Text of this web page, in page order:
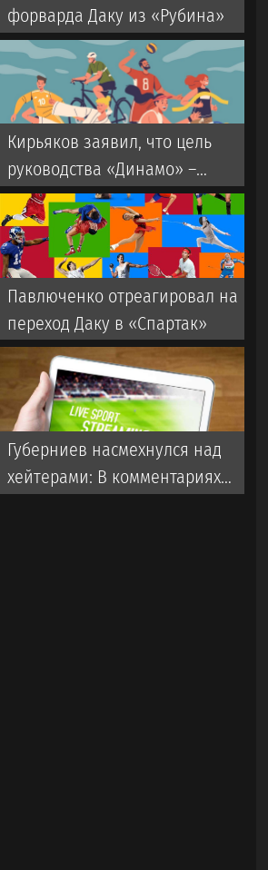
форварда Даку из «Рубина»
Кирьяков заявил, что цель
руководства «Динамо» –
развалить клуб
Павлюченко отреагировал на
переход Даку в «Спартак»
Губерниев насмехнулся над
хейтерами: В комментариях